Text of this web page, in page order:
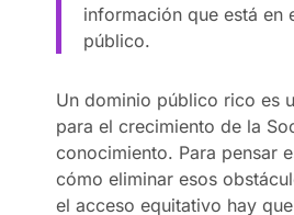
información que está en
público.
Un dominio público rico es
para el crecimiento de la
conocimiento. Para pensar
cómo eliminar esos
el acceso equitativo hay